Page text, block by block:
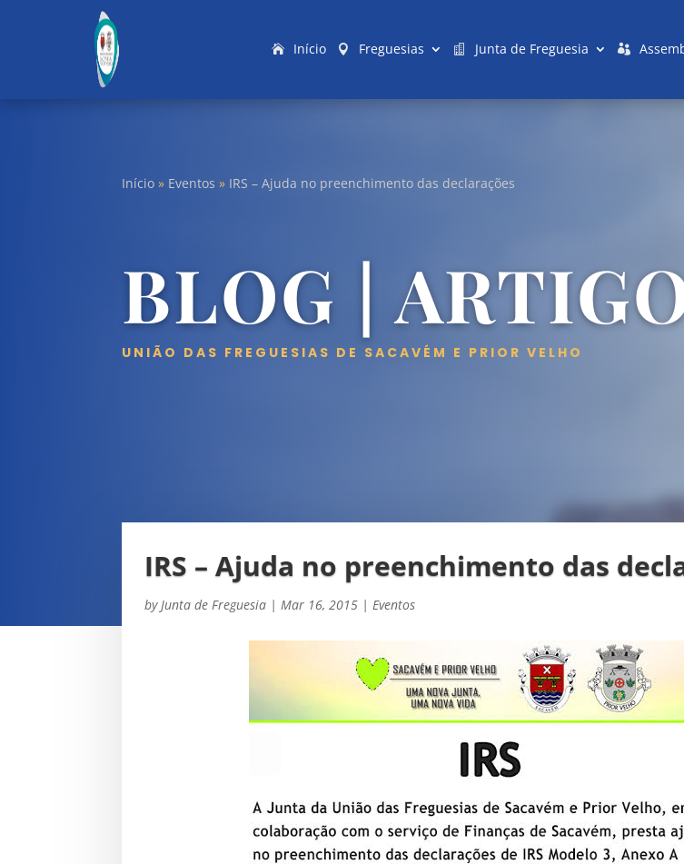
Início Freguesias Junta de Freguesia
Início » Eventos » IRS – Ajuda no preenchimento das declarações
BLOG |
UNIÃO DAS FREGUESIAS DE SACAVÉM E PRIOR VELHO
IRS – Ajuda no preenchimento das
by Junta de Freguesia | Mar 16, 2015 | Eventos